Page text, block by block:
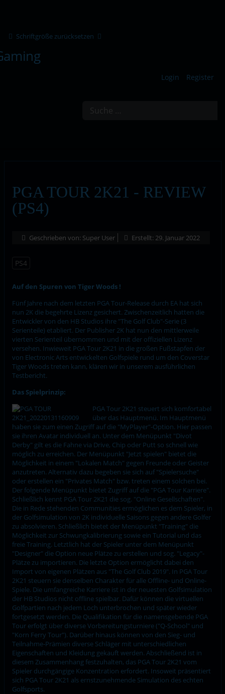
Schriftgröße zurücksetzen
Login Register
PGA TOUR 2K21 - REVIEW
(PS4)
Geschrieben von: Super User Erstellt: 29. Januar 2022
PS4
Auf den Spuren von Tiger Woods !
Fünf Jahre nach dem letzten PGA Tour-Release durch EA hat sich
nun 2K die begehrte Lizenz gesichert. Zwischenzeitlich hatten die
Entwickler von den HB Studios ihre "The Golf Club"-Serie (3
Serienteile) etabliert. Der Publisher 2K hat nun den mittlerweile
vierten Serienteil übernommen und mit der offiziellen Lizenz
versehen. Inwieweit PGA Tour 2K21 in die großen Fußstapfen der
von Electronic Arts entwickelten Golfspiele rund um den Coverstar
Tiger Woods treten kann, klären wir in unserem ausführlichen
Testbericht.
Das Spielprinzip:
PGA Tour 2K21 steuert sich komfortabel
über das Hauptmenü. Im Hauptmenü
haben sie zum einen Zugriff auf die "MyPlayer"-Option. Hier passen
sie ihren Avatar individuell an. Unter dem Menüpunkt "Divot
Derby" gilt es die Fahne via Drive, Chip oder Putt so schnell wie
möglich zu erreichen. Der Menüpunkt "Jetzt spielen" bietet die
Möglichkeit in einem "Lokalen Match" gegen Freunde oder Geister
anzutreten. Alternativ dazu begeben sie sich auf "Spielersuche"
oder erstellen ein "Privates Match" bzw. treten einem solchen bei.
Der folgende Menüpunkt bietet Zugriff auf die "PGA Tour Karriere".
Schließlich kennt PGA Tour 2K21 die sog. "Online Gesellschaften".
Die in Rede stehenden Communities ermöglichen es dem Spieler, in
der Golfsimulation von 2K individuelle Saisons gegen andere Golfer
zu absolvieren. Schließlich bietet der Menüpunkt "Training" die
Möglichkeit zur Schwungkalibrierung sowie ein Tutorial und das
freie Training. Letztlich hat der Spieler unter dem Menüpunkt
"Designer" die Option neue Plätze zu erstellen und sog. "Legacy"-
Plätze zu importieren. Die letzte Option ermöglicht dabei den
Import von eigenen Plätzen aus "The Golf Club 2019". In PGA Tour
2K21 steuern sie denselben Charakter für alle Offline- und Online-
Spiele. Die umfangreiche Karriere ist in der neuesten Golfsimulation
der HB Studios nicht offline spielbar. Dafür können die virtuellen
Golfpartien nach jedem Loch unterbrochen und später wieder
fortgesetzt werden. Die Qualifikation für die namensgebende PGA
Tour erfolgt über diverse Vorbereitungsturniere ("Q-School" und
"Korn Ferry Tour"). Darüber hinaus können von den Sieg- und
Teilnahme-Prämien diverse Schläger mit unterschiedlichen
Eigenschaften und Kleidung gekauft werden. Abschließend ist in
diesem Zusammenhang festzuhalten, das PGA Tour 2K21 vom
Spieler durchgängige Konzentration erfordert. Insoweit präsentiert
sich PGA Tour 2K21 als ernstzunehmende Simulation des echten
Golfsports.